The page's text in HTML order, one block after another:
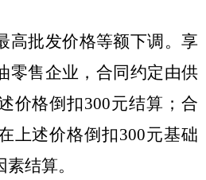
高批发价格等额下调 。享
零售企业，合同约定由供
价格倒扣300元结算；合
上述价格倒扣300元基础
素结算。